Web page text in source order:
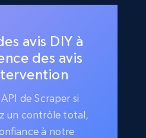
avis DIY à
des avis
de Scraper si
un contrôle total,
à notre